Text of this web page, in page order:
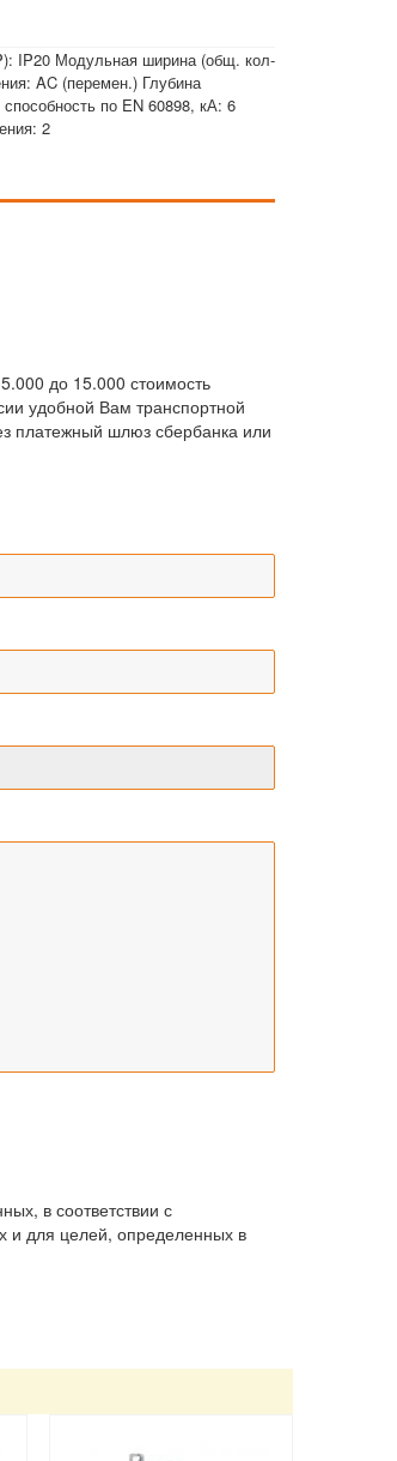
IP20 Модульная ширина (общ. кол-
AC (перемен.) Глубина
по EN 60898, кА: 6
2
до 15.000 стоимость
удобной Вам транспортной
платежный шлюз сбербанка или
в соответствии с
и для целей, определенных в